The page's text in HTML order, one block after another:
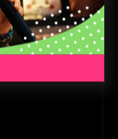
CATEGORIES